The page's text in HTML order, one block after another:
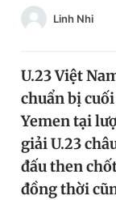
Chào ngày mới
Video
Sản phẩm khác
Linh Nhi
U.23 Việt
chuẩn bị
Yemen tại
giải U.23
đấu then
đồng thời